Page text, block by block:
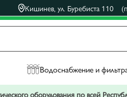
Кишинев, ул. Буребиста 110
Водоснабжение и
оборудования по всей